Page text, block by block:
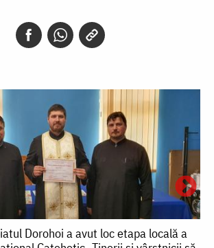
Dorohoi a avut loc etapa locală a